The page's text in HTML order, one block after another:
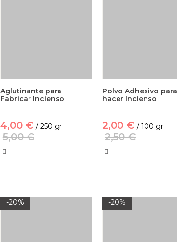
Aglutinante para
Fabricar Incienso
4,00 € / 250 gr
5,00 €
Polvo Adhesivo para
hacer Incienso
2,00 € / 100 gr
2,50 €
-20% -20%